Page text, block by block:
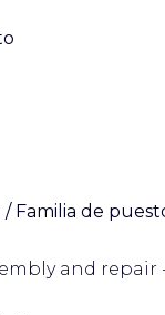
Familia de
and repair